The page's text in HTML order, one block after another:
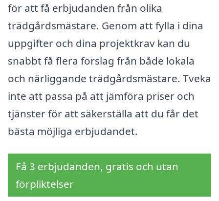
för att få erbjudanden från olika
trädgårdsmästare. Genom att fylla i dina
uppgifter och dina projektkrav kan du
snabbt få flera förslag från både lokala
och närliggande trädgårdsmästare. Tveka
inte att passa på att jämföra priser och
tjänster för att säkerställa att du får det
bästa möjliga erbjudandet.
Få 3 erbjudanden, gratis och utan
förpliktelser